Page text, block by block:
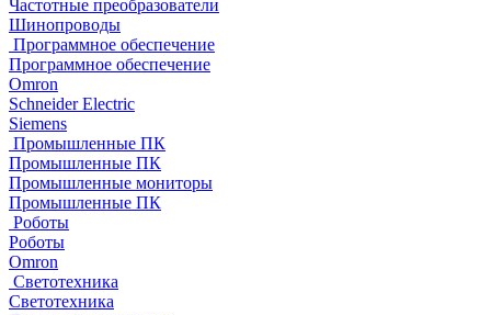
Частотные преобразователи
Шинопроводы
Программное обеспечение
Программное обеспечение
Omron
Schneider Electric
Siemens
Промышленные ПК
Промышленные ПК
Промышленные мониторы
Промышленные ПК
Роботы
Роботы
Omron
Светотехника
Светотехника